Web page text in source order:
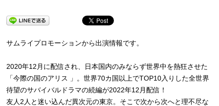
サムライプロモーションから出演情報です。
2020年12月に配信され、日本国内のみならず世界中を熱狂させた
「今際の国のアリス 」。世界70カ国以上でTOP10入りした全世界
待望のサバイバルドラマの続編が2022年12月配信！
友人2人と迷い込んだ異次元の東京。そこで次から次へと理不尽な